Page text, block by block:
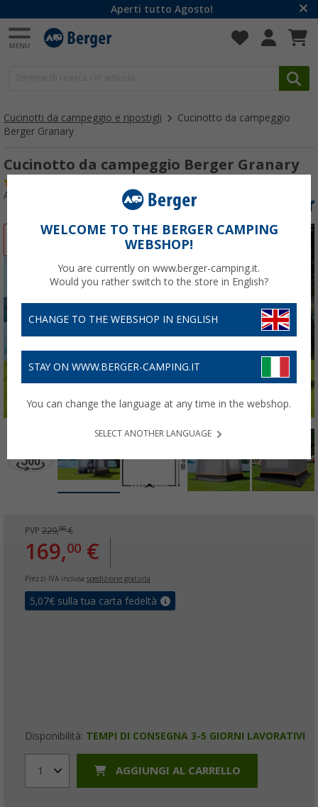
Aperti tutto Agosto!
Cucinotti da campeggio e ripostigli
Cucinotto da campeggio
Berger Granary
Cucinotto da campeggio Berger Granary
Articolo n: 222560
PVP 229,00€
169,00 €
Prezzi IVA inclusa spedizione gratuita
5,07€ sulla tua carta fedeltà
Disponibilità: TEMPI DI CONSEGNA 3-5 GIORNI LAVORATIVI
1 AGGIUNGI AL CARRELLO
WELCOME TO THE BERGER CAMPING
WEBSHOP!
You are currently on www.berger-camping.it.
Would you rather switch to the store in English?
CHANGE TO THE WEBSHOP IN ENGLISH
STAY ON WWW.BERGER-CAMPING.IT
You can change the language at any time in the webshop.
SELECT ANOTHER LANGUAGE